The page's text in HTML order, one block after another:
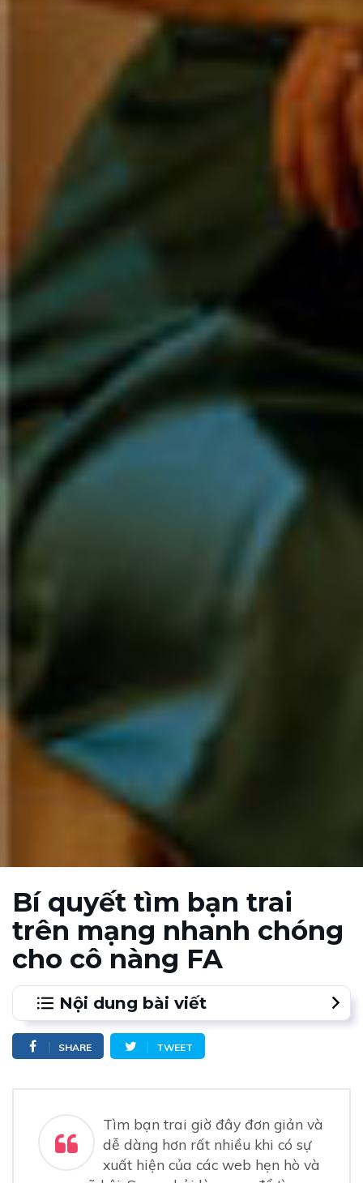
Bí quyết tìm bạn trai
trên mạng nhanh chóng
cho cô nàng FA
Nội dung bài viết
1.Giữ tâm trạng vui vẻ, tươi tắn
2.Xác định hình mẫu bạn trai lý tưởng
Chủ động đi tìm bạn trai trên mạng
Tìm đến những người nghiêm túc
Waodate giúp bạn tìm bạn trai trên mạng lý tưởng
SHARE TWEET
Tìm bạn trai giờ đây đơn giản và
dễ dàng hơn rất nhiều khi có sự
xuất hiện của các web hẹn hò và